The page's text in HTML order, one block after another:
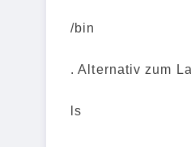
/bin
. Alternativ zum
ls